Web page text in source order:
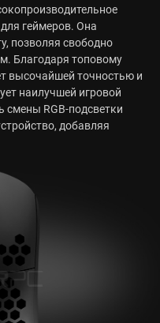
геймеров. Она
позволяя свободно
Благодаря топовому
высочайшей точностью и
наилучшей игровой
смены RGB-подсветки
добавляя